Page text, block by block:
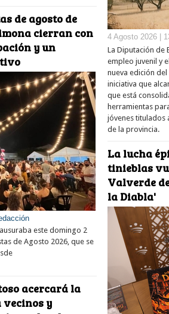
de agosto de
cierran con
y un
este domingo 2
de Agosto 2026, que se
acercará la
vecinos y
4 Agosto 2026 |
La Diputación de
empleo juvenil y
nueva edición
iniciativa que
que está
herramientas
jóvenes titulados
de la provincia.
La lucha
tinieblas
Valverde
la Diabla'